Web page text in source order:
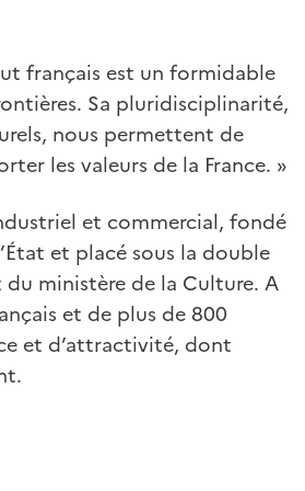
français est un formidable
Sa pluridisciplinarité,
nous permettent de
les valeurs de la France. »
et commercial, fondé
et placé sous la double
du ministère de la Culture. A
et de plus de 800
et d’attractivité, dont